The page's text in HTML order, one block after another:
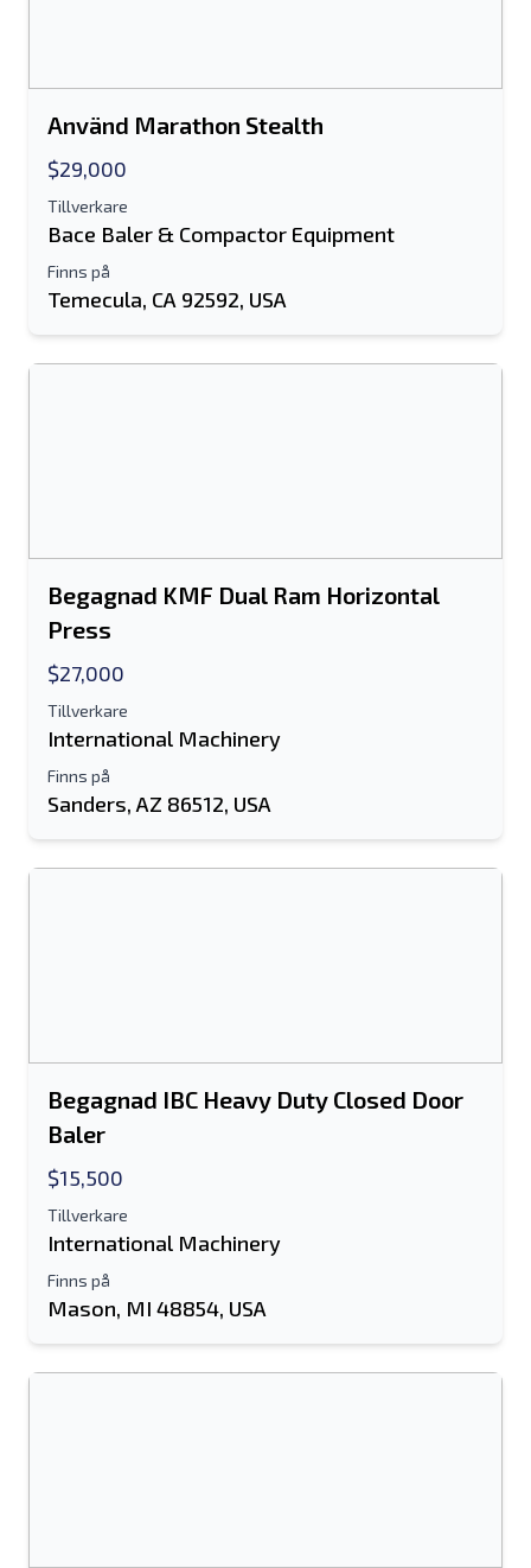
Mobil
Använd Marathon Stealth
$29,000
Tillverkare
Bace Baler & Compactor Equipment
Finns på
Temecula, CA 92592, USA
Begagnad KMF Dual Ram Horizontal
Press
$27,000
Tillverkare
International Machinery
Finns på
Sanders, AZ 86512, USA
Begagnad IBC Heavy Duty Closed Door
Baler
$15,500
Tillverkare
International Machinery
Finns på
Mason, MI 48854, USA
Ditt fullständiga namn
ytterligare information